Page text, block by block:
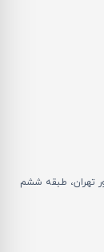
تهران، طبقه ششم